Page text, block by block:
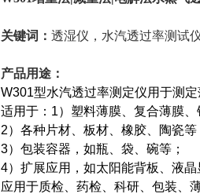
关键词： 透湿仪，水汽透过率测试
产品用途：
W301型水汽透过率测定仪用于测
适用于：1）塑料薄膜、复合薄膜、
2）各种片材、板材、橡胶、陶瓷等
3）包装容器，如瓶、袋、碗等；
4）扩展应用，如太阳能背板、液晶
应用于质检、药检、科研、包装、